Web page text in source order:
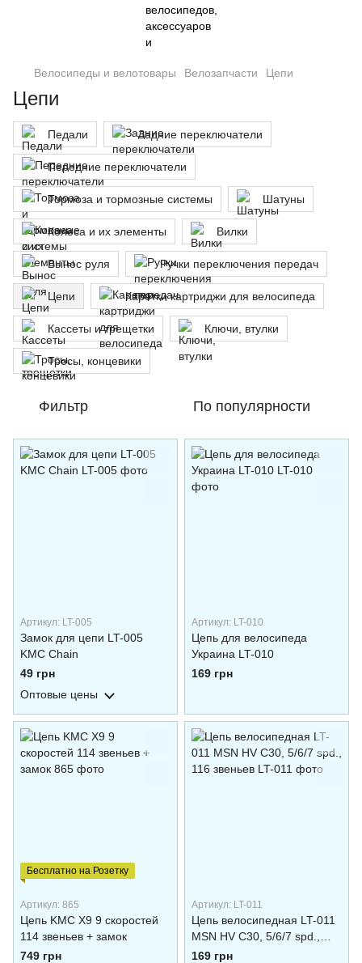
Велосипеды и велотовары Велозапчасти Цепи
Цепи
Педали Задние переключатели
Передние переключатели
Тормоза и тормозные системы Шатуны
Колеса и их элементы Вилки
Вынос руля Ручки переключения передач
Цепи Каретки картриджи для велосипеда
Кассеты и трещетки Ключи, втулки
Тросы, концевики
Фильтр По популярности
Артикул: LT-005
Замок для цепи LT-005
KMC Chain
49 грн
Оптовые цены
Артикул: LT-010
Цепь для велосипеда
Украина LT-010
169 грн
Бесплатно на Розетку
Артикул: 865
Цепь KMC X9 9 скоростей
114 звеньев + замок
749 грн
Артикул: LT-011
Цепь велосипедная LT-011
MSN HV C30, 5/6/7 spd.,
116 звеньев
169 грн